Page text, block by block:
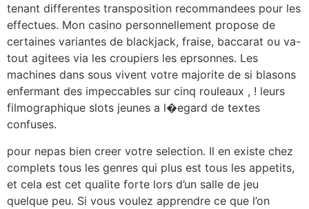
tenant differentes transposition recommandees pour les
effectues. Mon casino personnellement propose de
certaines variantes de blackjack, fraise, baccarat ou va-
tout agitees via les croupiers les eprsonnes. Les
machines dans sous vivent votre majorite de si blasons
enfermant des impeccables sur cinq rouleaux , ! leurs
filmographique slots jeunes a l�egard de textes
confuses.
pour nepas bien creer votre selection. Il en existe chez
complets tous les genres qui plus est tous les appetits,
et cela est cet qualite forte lors d’un salle de jeu
quelque peu. Si vous voulez apprendre ce que l’on